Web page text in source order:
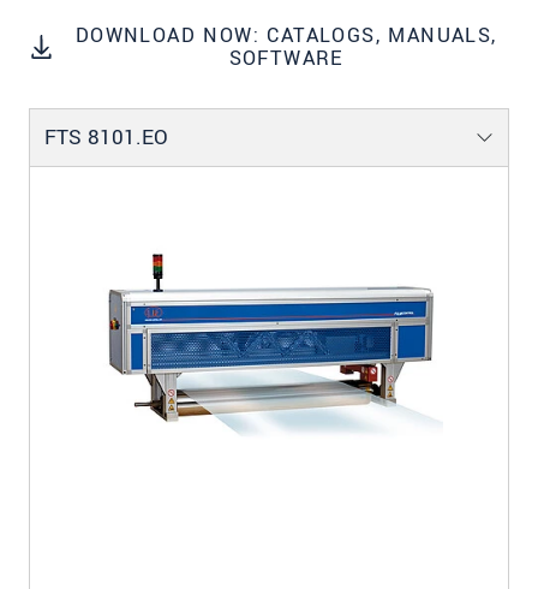
DOWNLOAD NOW: CATALOGS, MANUALS,
SOFTWARE
FTS 8101.EO